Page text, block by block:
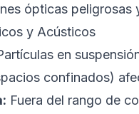
ópticas peligrosas
y Acústicos
en
confinados)
Fuera del rango de